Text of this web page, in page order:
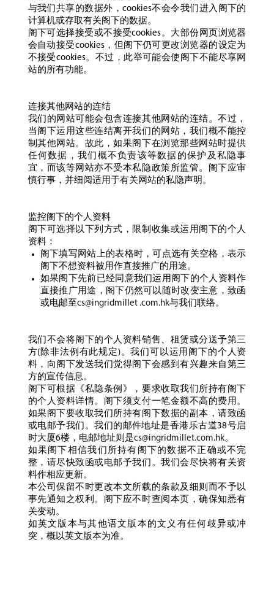
与我们共享的数据外，cookies不会令我们进入阁下的
计算机或存取有关阁下的数据。
阁下可选择接受或不接受cookies。大部份网页浏览器
会自动接受cookies，但阁下仍可更改浏览器的设定为
不接受cookies。不过，此举可能会使阁下不能尽享网
站的所有功能。
连接其他网站的连结
我们的网站可能会包含连接其他网站的连结。不过，
当阁下运用这些连结离开我们的网站，我们概不能控
制其他网站。故此，如果阁下在浏览那些网站时提供
任何数据，我们概不负责该等数据的保护及私隐事
宜，而该等网站亦不受本私隐政策所监管。阁下应审
慎行事，并细阅适用于有关网站的私隐声明。
监控阁下的个人资料
阁下可选择以下列方式，限制收集或运用阁下的个人
资料：
阁下填写网站上的表格时，可点选有关空格，表示
阁下不想资料被用作直接推广的用途。
如果阁下先前已经同意我们运用阁下的个人资料作
直接推广用途，阁下仍然可以随时改变主意，致函
或电邮至cs@ingridmillet .com.hk与我们联络。
我们不会将阁下的个人资料销售、租赁或分送予第三
方(除非法例有此规定)。我们可以运用阁下的个人资
料，向阁下发送我们觉得阁下会感到有兴趣来自第三
方的宣传信息。
阁下可根据《私隐条例》，要求收取我们所持有阁下
的个人资料详情。阁下须支付一笔金额不高的费用。
如果阁下要收取我们所持有阁下数据的副本，请致函
或电邮予我们。我们的邮件地址是香港乐古道38号启
时大厦6楼，电邮地址则是cs@ingridmillet.com.hk。
如果阁下相信我们所持有阁下的数据不正确或不完
整，请尽快致函或电邮予我们。我们会尽快将有关资
料作相应更新。
本公司保留不时更改本文所载的条款及细则而不予以
事先通知之权利。阁下应不时查阅本页，确保知悉有
关变动。
如英文版本与其他语文版本的文义有任何歧异或冲
突，概以英文版本为准。